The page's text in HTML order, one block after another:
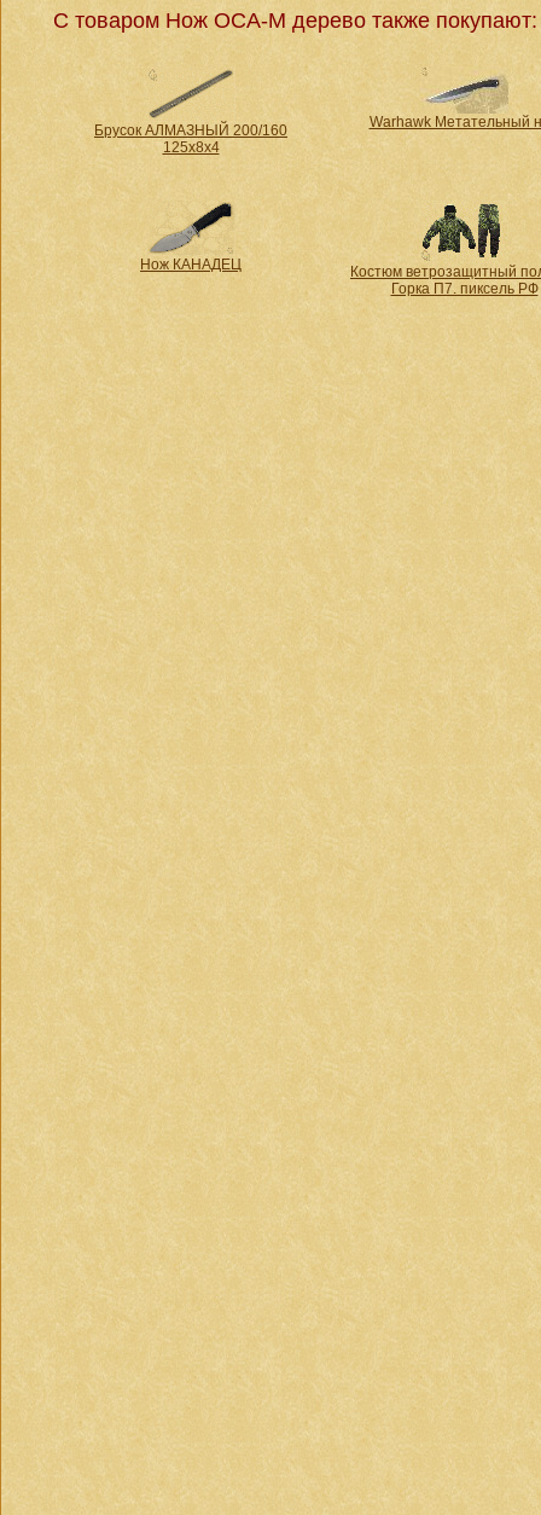
С товаром Нож ОСА-М дерево также покупают:
Брусок АЛМАЗНЫЙ 200/160
125х8х4
Warhawk Метательный
Нож КАНАДЕЦ
Костюм ветрозащитный
Горка П7. пиксель РФ